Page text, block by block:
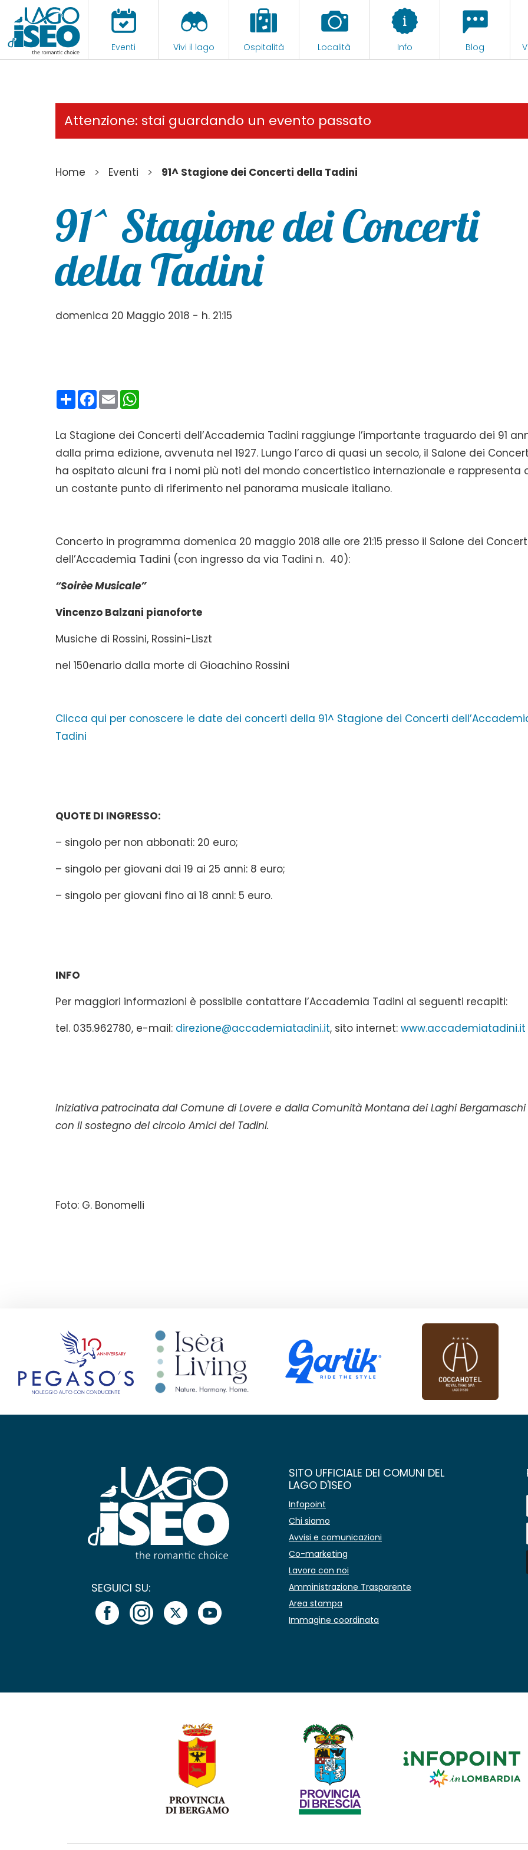
Eventi Vivi il lago Ospitalità Località Info Blog
Attenzione: stai guardando un evento passato
Home > Eventi > 91^ Stagione dei Concerti della Tadini
91^ Stagione dei Concerti
della Tadini
domenica 20 Maggio 2018 - h. 21:15
CondividiFacebook
Email
La Stagione dei Concerti dell’Accademia Tadini raggiunge l’importante traguardo dei 91
dalla prima edizione, avvenuta nel 1927. Lungo l’arco di quasi un secolo, il Salone dei
ha ospitato alcuni fra i nomi più noti del mondo concertistico internazionale e rappresenta
un costante punto di riferimento nel panorama musicale italiano.
Concerto in programma domenica 20 maggio 2018 alle ore 21:15 presso il Salone dei
dell’Accademia Tadini (con ingresso da via Tadini n. 40):
“Soirèe Musicale”
Vincenzo Balzani pianoforte
Musiche di Rossini, Rossini-Liszt
nel 150enario dalla morte di Gioachino Rossini
Clicca qui per conoscere le date dei concerti della 91^ Stagione dei Concerti
Tadini
QUOTE DI INGRESSO:
– singolo per non abbonati: 20 euro;
– singolo per giovani dai 19 ai 25 anni: 8 euro;
– singolo per giovani fino ai 18 anni: 5 euro.
INFO
Per maggiori informazioni è possibile contattare l’Accademia Tadini ai seguenti recapiti:
tel. 035.962780, e-mail: direzione@accademiatadini.it, sito internet:www.accademiatadini.it
Iniziativa patrocinata dal Comune di Lovere e dalla Comunità Montana dei Laghi
con il sostegno del circolo Amici del Tadini.
Foto: G. Bonomelli
SEGUICI SU:
SITO UFFICIALE DEI COMUNI DEL
LAGO D'ISEO
Infopoint
Chi siamo
Avvisi e comunicazioni
Co-marketing
Lavora con noi
Amministrazione Trasparente
Area stampa
Immagine coordinata